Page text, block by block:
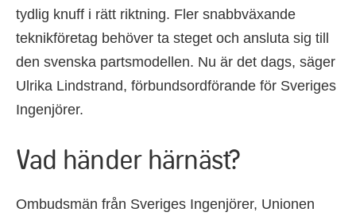
tydlig knuff i rätt riktning. Fler snabbväxande
teknikföretag behöver ta steget och ansluta sig till
den svenska partsmodellen. Nu är det dags, säger
Ulrika Lindstrand, förbundsordförande för Sveriges
Ingenjörer.
Vad händer härnäst?
Ombudsmän från Sveriges Ingenjörer, Unionen